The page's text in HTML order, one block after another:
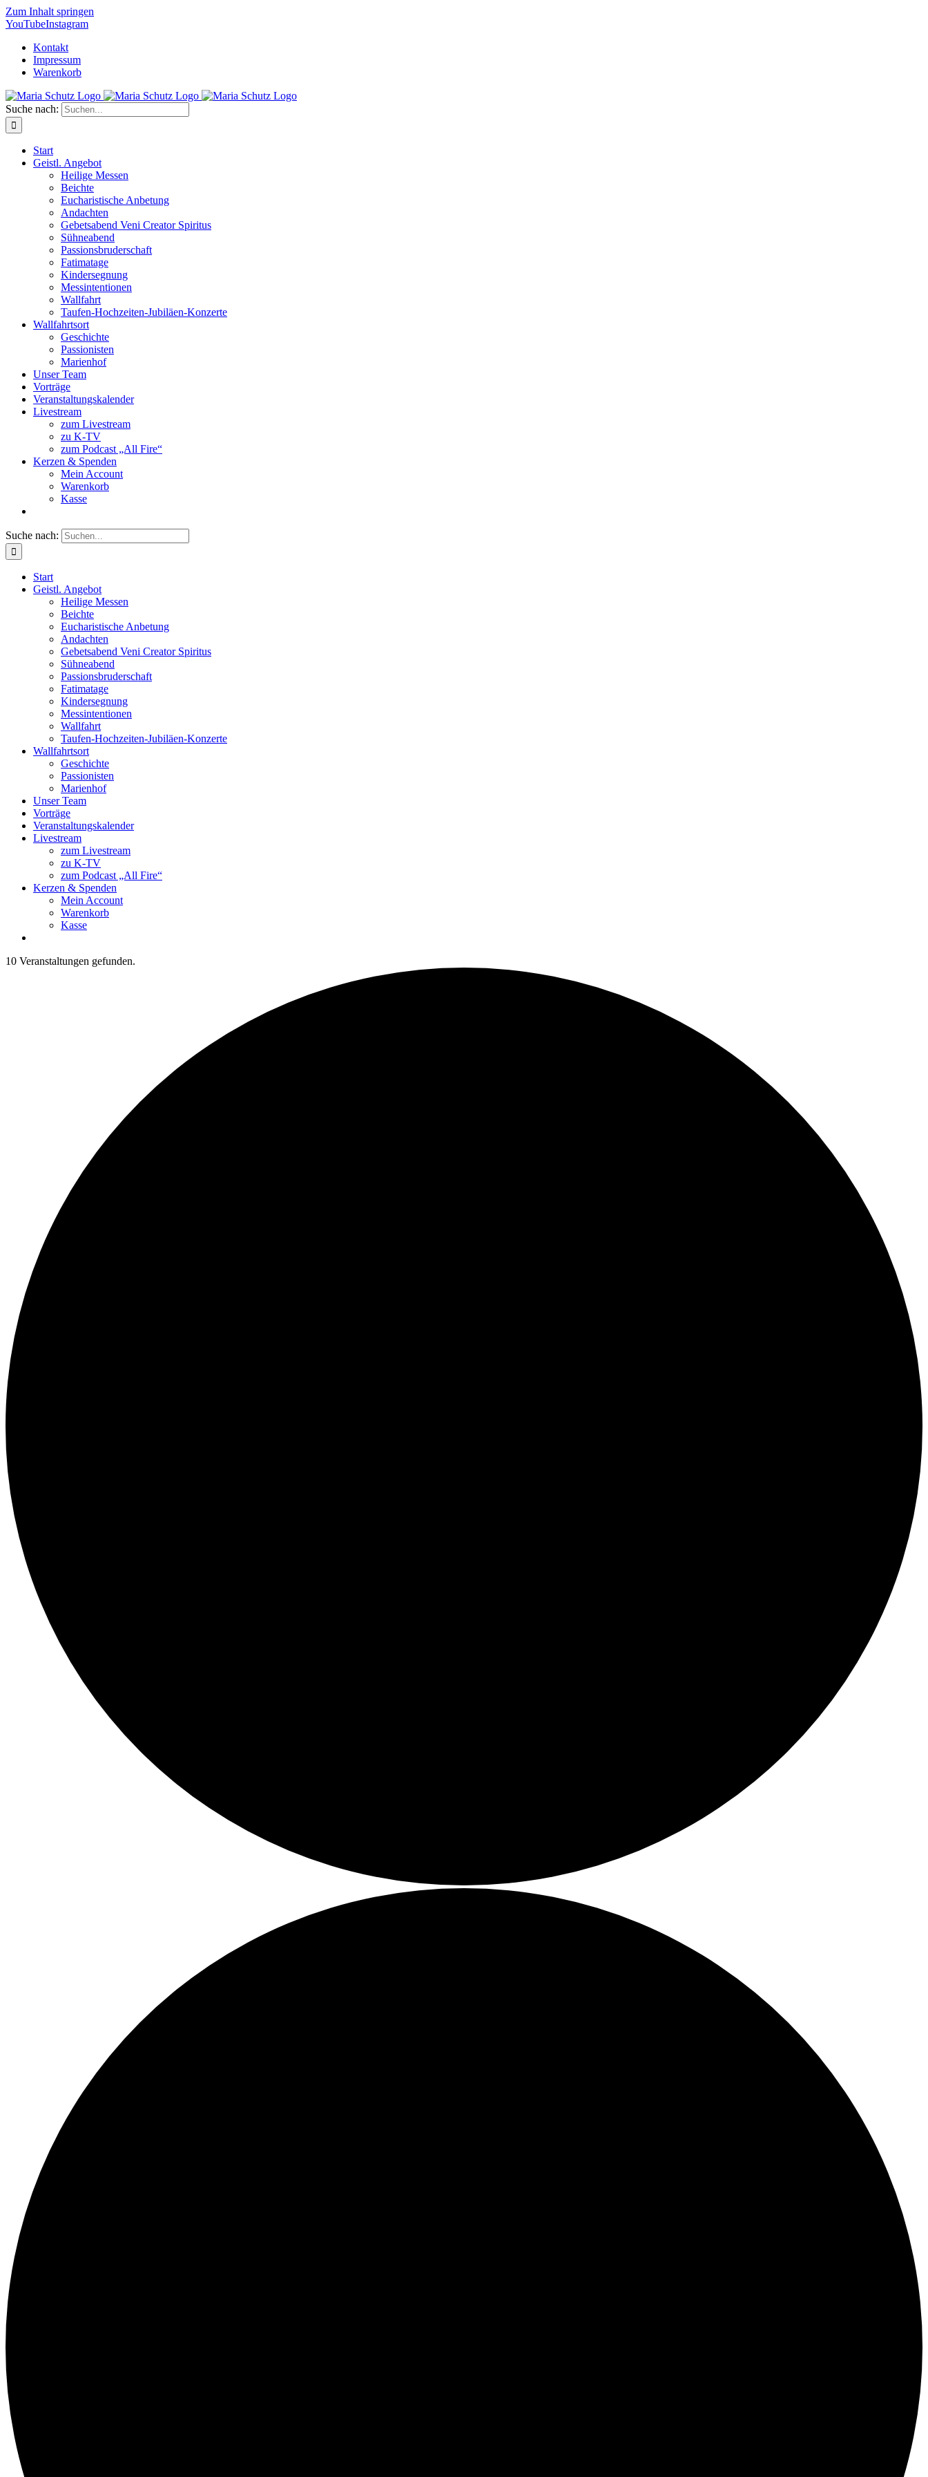
Zum Inhalt springen
YouTubeInstagram
Kontakt
Impressum
Warenkorb
Suche nach:
Start
Geistl. Angebot
Heilige Messen
Beichte
Eucharistische Anbetung
Andachten
Gebetsabend Veni Creator Spiritus
Sühneabend
Passionsbruderschaft
Fatimatage
Kindersegnung
Messintentionen
Wallfahrt
Taufen-Hochzeiten-Jubiläen-Konzerte
Wallfahrtsort
Geschichte
Passionisten
Marienhof
Unser Team
Vorträge
Veranstaltungskalender
Livestream
zum Livestream
zu K-TV
zum Podcast „All Fire“
Kerzen & Spenden
Mein Account
Warenkorb
Kasse
Suche nach:
Start
Geistl. Angebot
Heilige Messen
Beichte
Eucharistische Anbetung
Andachten
Gebetsabend Veni Creator Spiritus
Sühneabend
Passionsbruderschaft
Fatimatage
Kindersegnung
Messintentionen
Wallfahrt
Taufen-Hochzeiten-Jubiläen-Konzerte
Wallfahrtsort
Geschichte
Passionisten
Marienhof
Unser Team
Vorträge
Veranstaltungskalender
Livestream
zum Livestream
zu K-TV
zum Podcast „All Fire“
Kerzen & Spenden
Mein Account
Warenkorb
Kasse
10 Veranstaltungen gefunden.